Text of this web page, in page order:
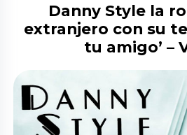
Danny Style la
extranjero con su
tu amigo’ –